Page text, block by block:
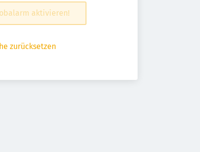
aktivieren!
zurücksetzen